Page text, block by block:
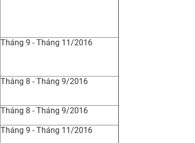
Tháng 9 - Tháng 11/2016
Tháng 8 - Tháng 9/2016
Tháng 8 - Tháng 9/2016
Tháng 9 - Tháng 11/2016